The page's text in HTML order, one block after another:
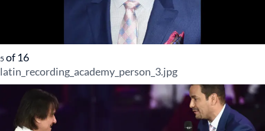
5 of 16
latin_recording_academy_person_3.jpg